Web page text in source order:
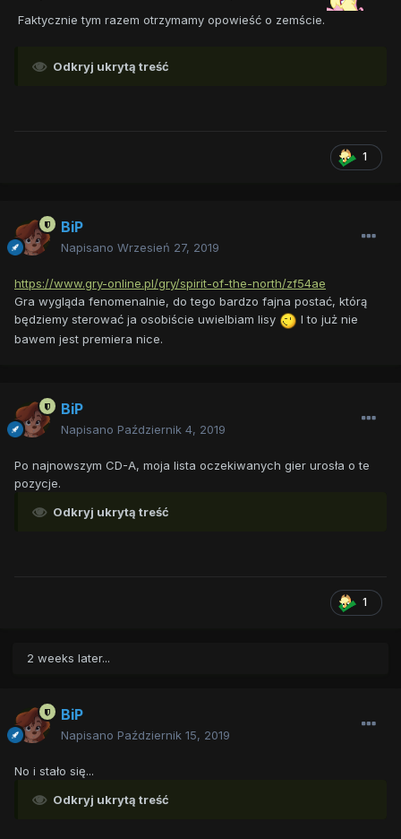
Faktycznie tym razem otrzymamy opowieść o zemście.
Odkryj ukrytą treść
1
BiP
Napisano Wrzesień 27, 2019
https://www.gry-online.pl/gry/spirit-of-the-north/zf54ae
Gra wygląda fenomenalnie, do tego bardzo fajna postać, którą
będziemy sterować ja osobiście uwielbiam lisy
I to już nie
bawem jest premiera nice.
BiP
Napisano Październik 4, 2019
Po najnowszym CD-A, moja lista oczekiwanych gier urosła o te
pozycje.
Odkryj ukrytą treść
1
2 weeks later...
BiP
Napisano Październik 15, 2019
No i stało się...
Odkryj ukrytą treść